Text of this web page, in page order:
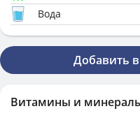
Вода
Добавить
Витамины и